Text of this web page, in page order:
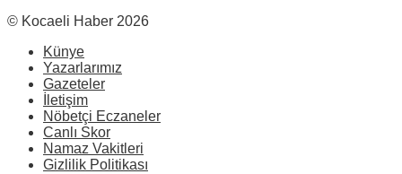
© Kocaeli Haber 2026
Künye
Yazarlarımız
Gazeteler
İletişim
Nöbetçi Eczaneler
Canlı Skor
Namaz Vakitleri
Gizlilik Politikası